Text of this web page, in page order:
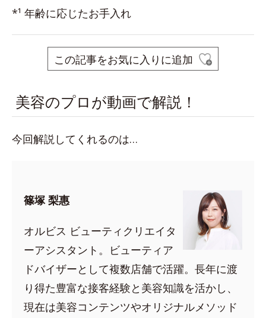
*¹ 年齢に応じたお手入れ
この記事をお気に入りに追加
美容のプロが動画で解説！
今回解説してくれるのは…
篠塚 梨惠
オルビス ビューティクリエイタ
ーアシスタント。ビューティア
ドバイザーとして複数店舗で活躍。長年に渡
り得た豊富な接客経験と美容知識を活かし、
現在は美容コンテンツやオリジナルメソッド